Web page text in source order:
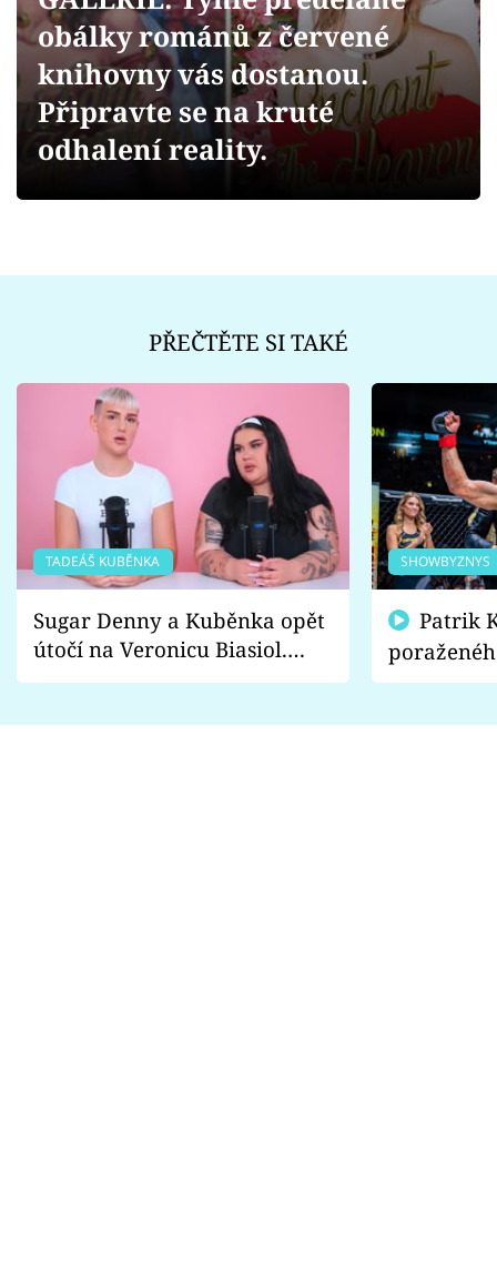
Videa
Sledujte prima+
obálky románů z červené
knihovny vás dostanou.
Připravte se na kruté
odhalení reality.
PŘEČTĚTE SI TAKÉ
TADEÁŠ KUBĚNKA
Sugar Denny a Kuběnka opět
útočí na Veronicu Biasiol.
Proč je podle nich falešná a
SHOWBYZNYS
fanoušci